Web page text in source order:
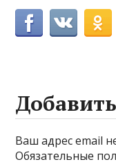
Ваш адрес email
Обязательные